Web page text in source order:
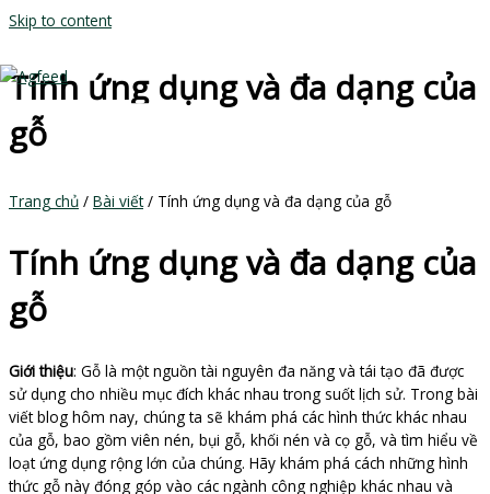
Skip to content
MAIN MENU
Tính ứng dụng và đa dạng của
gỗ
Trang chủ / Bài viết/ Tính ứng dụng và đa dạng của gỗ
Tính ứng dụng và đa dạng của
gỗ
Giới thiệu: Gỗ là một nguồn tài nguyên đa năng và tái tạo đã được
sử dụng cho nhiều mục đích khác nhau trong suốt lịch sử. Trong bài
viết blog hôm nay, chúng ta sẽ khám phá các hình thức khác nhau
của gỗ, bao gồm viên nén, bụi gỗ, khối nén và cọ gỗ, và tìm hiểu về
loạt ứng dụng rộng lớn của chúng. Hãy khám phá cách những hình
thức gỗ này đóng góp vào các ngành công nghiệp khác nhau và